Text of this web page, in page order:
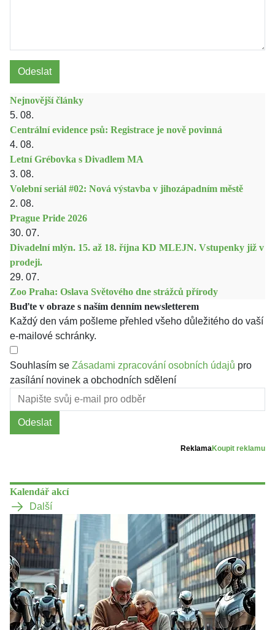
Odeslat
Nejnovější články
5. 08.
Centrální evidence psů: Registrace je nově povinná
4. 08.
Letní Grébovka s Divadlem MA
3. 08.
Volební seriál #02: Nová výstavba v jihozápadním městě
2. 08.
Prague Pride 2026
30. 07.
Divadelní mlýn. 15. až 18. října KD MLEJN. Vstupenky již v
prodeji.
29. 07.
Zoo Praha: Oslava Světového dne strážců přírody
Buďte v obraze s naším denním newsletterem
Každý den vám pošleme přehled všeho důležitého do vaší
e-mailové schránky.
Souhlasím se Zásadami zpracování osobních údajů pro
zasílání novinek a obchodních sdělení
Odeslat
ReklamaKoupit reklamu
Kalendář akcí
Další